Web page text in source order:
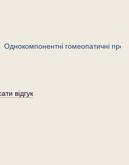
Однокомпонентні гомеопатичні
6 — гранули
відгук